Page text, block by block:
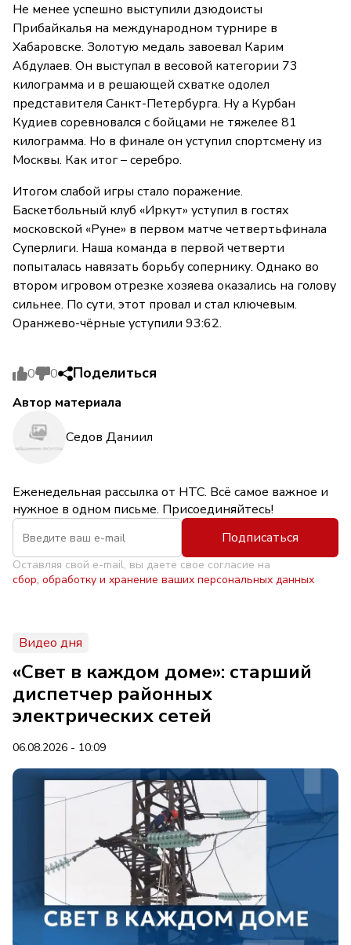
Не менее успешно выступили дзюдоисты
Прибайкалья на международном турнире в
Хабаровске. Золотую медаль завоевал Карим
Абдулаев. Он выступал в весовой категории 73
килограмма и в решающей схватке одолел
представителя Санкт-Петербурга. Ну а Курбан
Кудиев соревновался с бойцами не тяжелее 81
килограмма. Но в финале он уступил спортсмену из
Москвы. Как итог – серебро.
Итогом слабой игры стало поражение.
Баскетбольный клуб «Иркут» уступил в гостях
московской «Руне» в первом матче четвертьфинала
Суперлиги. Наша команда в первой четверти
попыталась навязать борьбу сопернику. Однако во
втором игровом отрезке хозяева оказались на голову
сильнее. По сути, этот провал и стал ключевым.
Оранжево-чёрные уступили 93:62.
0 0 Поделиться
Автор материала
Седов Даниил
Еженедельная рассылка от НТС. Всё самое важное и
нужное в одном письме. Присоединяйтесь!
Подписаться
Оставляя свой e-mail, вы даете свое согласие на
сбор, обработку и хранение ваших персональных данных
Видео дня
«Свет в каждом доме»: старший
диспетчер районных
электрических сетей
06.08.2026 - 10:09